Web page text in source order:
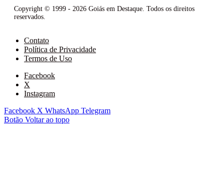
Copyright © 1999 - 2026 Goiás em Destaque. Todos os direitos
reservados.
Contato
Política de Privacidade
Termos de Uso
Facebook
X
Instagram
Facebook X WhatsApp Telegram
Botão Voltar ao topo